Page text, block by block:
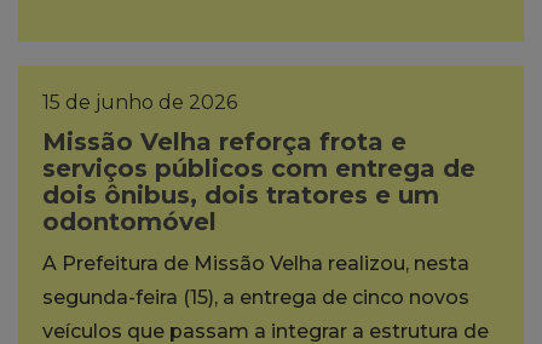
15 de junho de 2026
Missão Velha reforça frota e
serviços públicos com entrega de
dois ônibus, dois tratores e um
odontomóvel
A Prefeitura de Missão Velha realizou, nesta
segunda-feira (15), a entrega de cinco novos
veículos que passam a integrar a estrutura de